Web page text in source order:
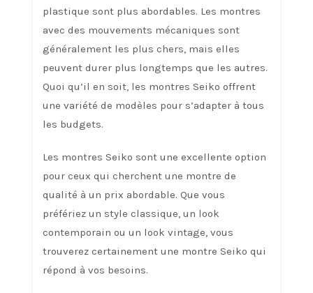
plastique sont plus abordables. Les montres
avec des mouvements mécaniques sont
généralement les plus chers, mais elles
peuvent durer plus longtemps que les autres.
Quoi qu’il en soit, les montres Seiko offrent
une variété de modèles pour s’adapter à tous
les budgets.
Les montres Seiko sont une excellente option
pour ceux qui cherchent une montre de
qualité à un prix abordable. Que vous
préfériez un style classique, un look
contemporain ou un look vintage, vous
trouverez certainement une montre Seiko qui
répond à vos besoins.